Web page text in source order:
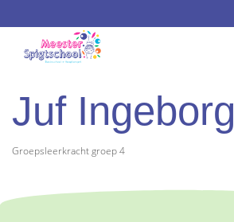
Juf Ingeborg
Groepsleerkracht groep 4